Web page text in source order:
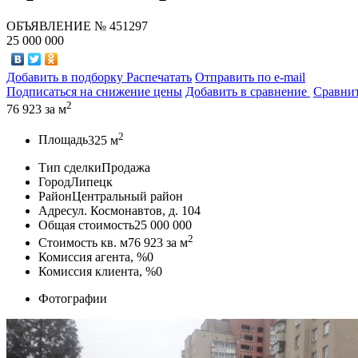
ОБЪЯВЛЕНИЕ № 451297
25 000 000
Добавить в подборку Распечатать Отправить по e-mail
Подписаться на снижение цены Добавить в сравнение
76 923 за м2
Площадь325 м2
Тип сделкиПродажа
ГородЛипецк
РайонЦентральный район
Адресул. Космонавтов, д. 104
Общая стоимость25 000 000
Стоимость кв. м76 923 за м2
Комиссия агента, %0
Комиссия клиента, %0
Фотографии